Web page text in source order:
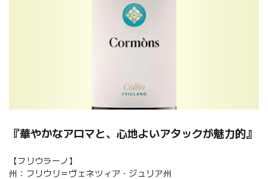
『華やかなアロマと、心地よいアタックが魅力的』
【フリウラーノ】
州：フリウリ＝ヴェネツィア・ジュリア州